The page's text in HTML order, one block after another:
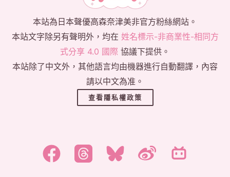
本站為日本聲優高森奈津美非官方粉絲網站。
本站文字除另有聲明外，均在 姓名標示-非商業性-相同方
式分享 4.0 國際 協議下提供。
本站除了中文外，其他語言均由機器進行自動翻譯，內容
請以中文為准。
查看隱私權政策
日本語